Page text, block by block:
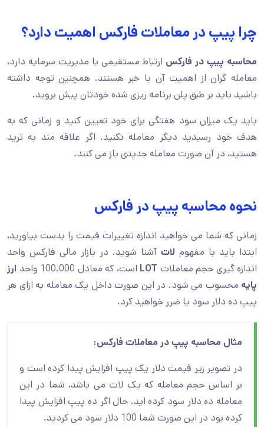
چرا پیپ در معاملات فارکس اهمیت دارد؟
محاسبه پیپ در فارکس ارتباط مستقیمی با مدیریت سرمایه دارد،
معامله گران از اهمیت آن با خبر هستند. همچنین توجه داشته
باشید باید بر طبق پلن برنامه ریزی شده خودتان پیش بروید.
باید یک میزان سود هفتگی برای خود تعیین کنید و زمانی که به
هدف خود رسیدید دیگر معامله نکنید. اگر علاقه مند به ترید
هستید، در آن صورت معامله جدیدی باز می کنند.
نحوه محاسبه پیپ در فارکس
زمانی که شما می خواهید اندازه تغییرات قیمت را بدست بیاورید،
ابتدا باید با مفهوم لات آشنا شوید. در بازار مالی فارکس واحد
اندازه گیری حجم معاملات
است، که معادل 100.000 واحد
ارز
پایه محسوب می شود. در این صورت داخل یک معامله به ازای هر
پیپ ده دلار سود یا ضرر خواهید کرد.
مثال محاسبه پیپ در معاملات فارکس:
در تصویر زیر قیمت دلار یک پیپ افزایش پیدا کرده است و
بر اساس حجم معامله که یک لات می باشد، شما در این
معامله ده دلار سود کرده اید. حال اگر ده پیپ افزایش پیدا
کرده بود در این صورت شما 100 دلار سود می کردید.